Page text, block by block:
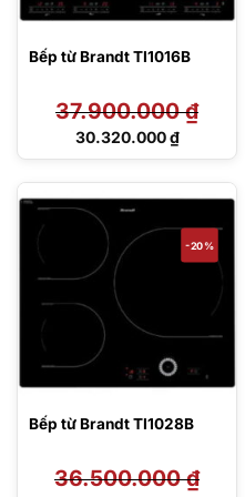
Bếp từ Brandt TI1016B
37.900.000₫
Giá
37.900.000 ₫.
30.320.000₫
Giá
là:
30.320.000 ₫.
-20%
Bếp từ Brandt TI1028B
36.500.000₫